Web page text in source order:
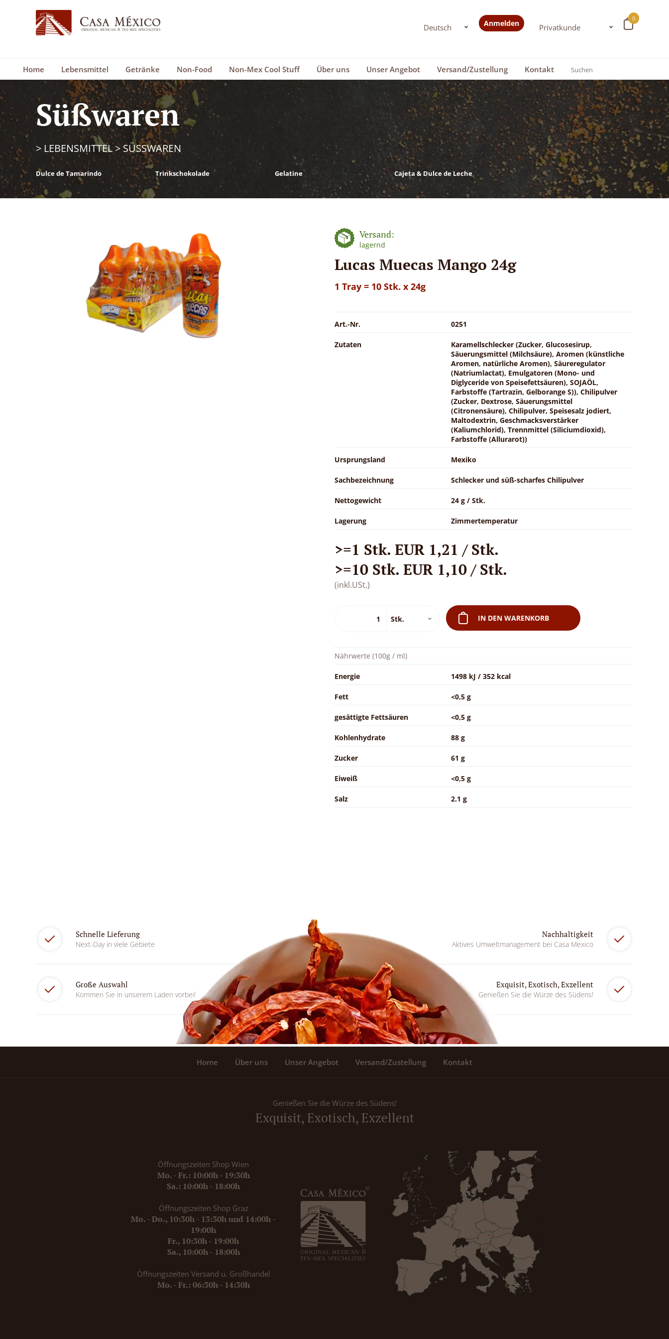
0
Anmelden
Home Lebensmittel Getränke Non-Food Non-Mex Cool Stuff Über uns Unser Angebot Versand/Zustellung Kontakt
Süßwaren
> LEBENSMITTEL>SÜSSWAREN
Dulce de Tamarindo Trinkschokolade Gelatine Cajeta & Dulce de Leche
Versand:
lagernd
Lucas Muecas Mango 24g
1 Tray = 10 Stk. x 24g
Art.-Nr. 0251
Zutaten
Karamellschlecker (Zucker, Glucosesirup,
Säuerungsmittel (Milchsäure), Aromen (künstliche
Aromen, natürliche Aromen), Säureregulator
(Natriumlactat), Emulgatoren (Mono- und
Diglyceride von Speisefettsäuren), SOJAÖL,
Farbstoffe (Tartrazin, Gelborange S)), Chilipulver
(Zucker, Dextrose, Säuerungsmittel
(Citronensäure), Chilipulver, Speisesalz jodiert,
Maltodextrin, Geschmacksverstärker
(Kaliumchlorid), Trennmittel (Siliciumdioxid),
Farbstoffe (Allurarot))
Ursprungsland Mexiko
Sachbezeichnung Schlecker und süß-scharfes Chilipulver
Nettogewicht 24 g / Stk.
Lagerung Zimmertemperatur
>=1 Stk. EUR 1,21 / Stk.
>=10 Stk. EUR 1,10 / Stk.
(inkl.USt.)
IN DEN WARENKORB
Nährwerte (100g / ml)
Energie 1498 kJ / 352 kcal
Fett <0,5 g
gesättigte Fettsäuren <0,5 g
Kohlenhydrate 88 g
Zucker 61 g
Eiweiß <0,5 g
Salz 2.1 g
Schnelle Lieferung
Next-Day in viele Gebiete
Nachhaltigkeit
Aktives Umweltmanagement bei Casa Mexico
Große Auswahl
Kommen Sie in unserem Laden vorbei!
Exquisit, Exotisch, Exzellent
Genießen Sie die Würze des Südens!
Home Über uns Unser Angebot Versand/Zustellung Kontakt
Genießen Sie die Würze des Südens!
Exquisit, Exotisch, Exzellent
Öffnungszeiten Shop Wien
Mo. - Fr.: 10:00h - 19:30h
Sa.: 10:00h - 18:00h
Öffnungszeiten Shop Graz
Mo. - Do., 10:30h - 13:30h und 14:00h -
19:00h
Fr., 10:30h - 19:00h
Sa., 10:00h - 18:00h
Öffnungszeiten Versand u. Großhandel
Mo. - Fr.: 06:30h - 14:30h